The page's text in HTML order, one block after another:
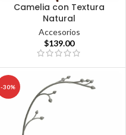
Camelia con Textura
Natural
Accesorios
$139.00
-30%